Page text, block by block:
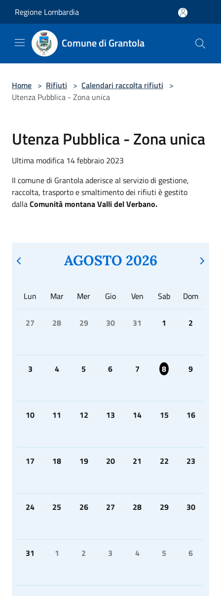
Regione Lombardia
Comune di Grantola
Home > Rifiuti > Calendari raccolta rifiuti >
Utenza Pubblica - Zona unica
Utenza Pubblica - Zona unica
Ultima modifica 14 febbraio 2023
Il comune di Grantola aderisce al servizio di gestione,
raccolta, trasporto e smaltimento dei rifiuti è gestito
dallaComunità montana Valli del Verbano.
AGOSTO 2026
Lun Mar Mer Gio Ven Sab Dom
27 28 29 30 31 1 2
3 4 5 6 7 8 9
10 11 12 13 14 15 16
17 18 19 20 21 22 23
24 25 26 27 28 29 30
31 1 2 3 4 5 6